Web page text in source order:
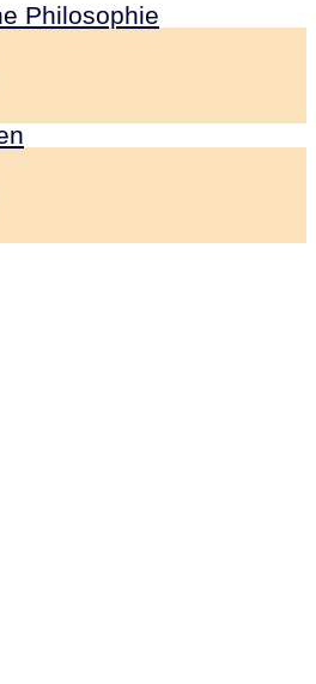
Philosophie